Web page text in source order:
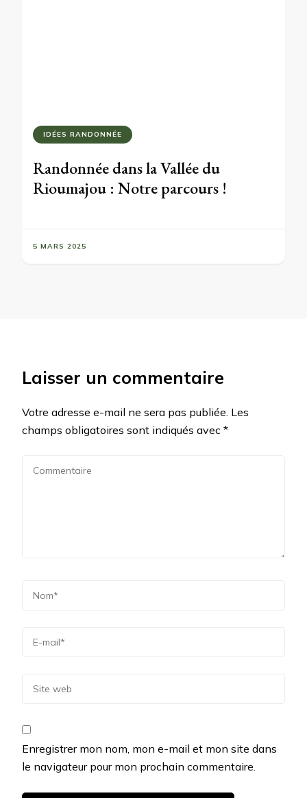
IDÉES RANDONNÉE
Randonnée dans la Vallée du
Rioumajou : Notre parcours !
5 MARS 2025
Laisser un commentaire
Votre adresse e-mail ne sera pas publiée. Les
champs obligatoires sont indiqués avec *
Enregistrer mon nom, mon e-mail et mon site dans
le navigateur pour mon prochain commentaire.